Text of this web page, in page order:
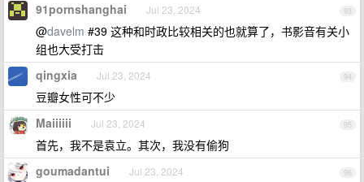
93
91pornshanghai Jul 23, 2024
@davelm #39 这种和时政比较相关的也就算了，书影音有关小
组也大受打击
94
qingxia Jul 23, 2024
豆瓣女性可不少
95
Maiiiiii Jul 23, 2024
首先，我不是袁立。其次，我没有偷狗
96
goumadantui Jul 23, 2024